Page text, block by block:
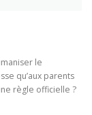
le
qu’aux parents
règle officielle ?